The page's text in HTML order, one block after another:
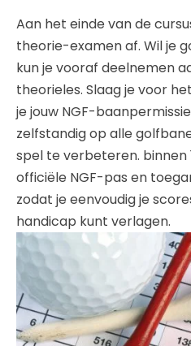
Aan het einde van de
theorie-examen af. Wil je
kun je vooraf deelnemen
theorieles. Slaag je voor
je jouw NGF-
zelfstandig op alle
spel te verbeteren. binnen
officiële NGF-pas en
zodat je eenvoudig je
handicap kunt verlagen.